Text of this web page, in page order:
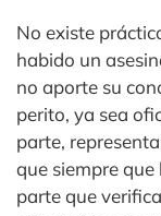
No existe
habido un
no aporte su
perito, ya sea
parte,
que siempre
parte que